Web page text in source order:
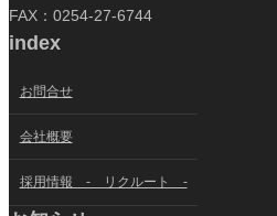
FAX：0254-27-6744
index
お問合せ
会社概要
採用情報 - リクルート -